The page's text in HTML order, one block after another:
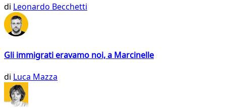
di Leonardo Becchetti
Gli immigrati eravamo noi, a Marcinelle
di Luca Mazza